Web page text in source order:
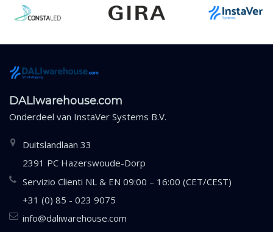
DALIwarehouse.com
Onderdeel van InstaVer Systems B.V.
Duitslandlaan 33
2391 PC Hazerswoude-Dorp
Servizio Clienti NL & EN 09:00 – 16:00 (CET/CEST)
+31 (0) 85 - 023 9075
info@daliwarehouse.com